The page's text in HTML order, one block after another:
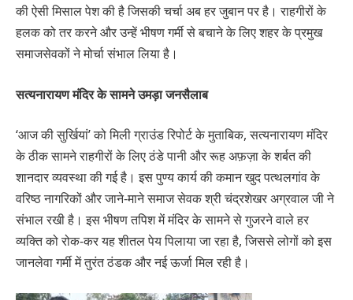
की ऐसी मिसाल पेश की है जिसकी चर्चा अब हर जुबान पर है। राहगीरों के
हलक को तर करने और उन्हें भीषण गर्मी से बचाने के लिए शहर के प्रमुख
समाजसेवकों ने मोर्चा संभाल लिया है।
सत्यनारायण मंदिर के सामने उमड़ा जनसैलाब
‘आज की सुर्खियां’ को मिली ग्राउंड रिपोर्ट के मुताबिक, सत्यनारायण मंदिर
के ठीक सामने राहगीरों के लिए ठंडे पानी और रूह अफ़ज़ा के शर्बत की
शानदार व्यवस्था की गई है। इस पुण्य कार्य की कमान खुद पत्थलगांव के
वरिष्ठ नागरिकों और जाने-माने समाज सेवक श्री चंद्रशेखर अग्रवाल जी ने
संभाल रखी है। इस भीषण तपिश में मंदिर के सामने से गुजरने वाले हर
व्यक्ति को रोक-कर यह शीतल पेय पिलाया जा रहा है, जिससे लोगों को इस
जानलेवा गर्मी में तुरंत ठंडक और नई ऊर्जा मिल रही है।